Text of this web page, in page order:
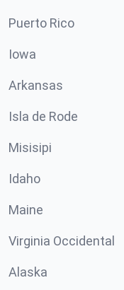
Puerto Rico
Iowa
Arkansas
Isla de Rode
Misisipi
Idaho
Maine
Virginia Occidental
Alaska